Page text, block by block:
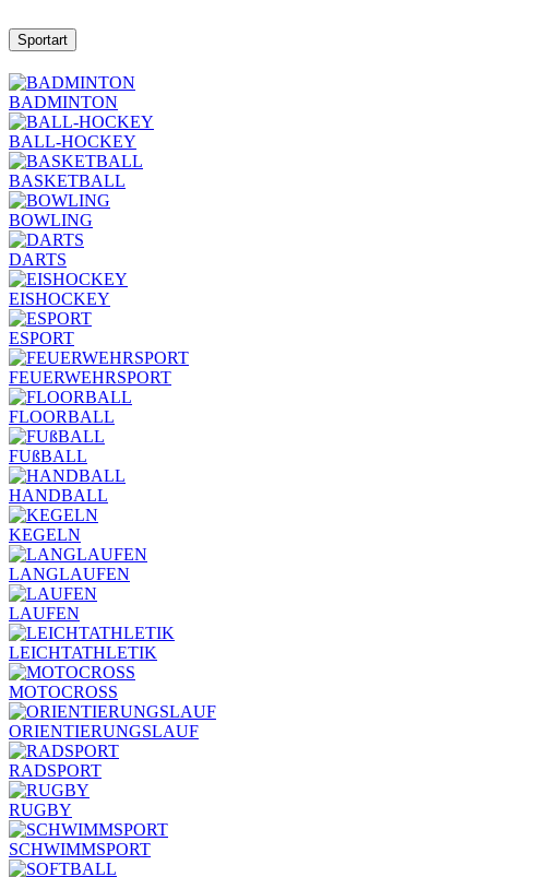
Sportart
BADMINTON
BALL-HOCKEY
BASKETBALL
BOWLING
DARTS
EISHOCKEY
ESPORT
FEUERWEHRSPORT
FLOORBALL
FUßBALL
HANDBALL
KEGELN
LANGLAUFEN
LAUFEN
LEICHTATHLETIK
MOTOCROSS
ORIENTIERUNGSLAUF
RADSPORT
RUGBY
SCHWIMMSPORT